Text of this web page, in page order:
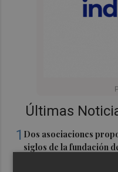
Últimas
1 Dos asociaciones
siglos de la fundación